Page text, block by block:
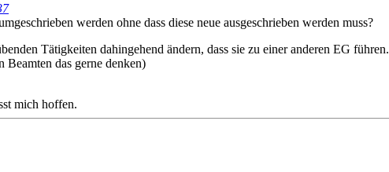
werden ohne dass diese neue ausgeschrieben werden muss?
Tätigkeiten dahingehend ändern, dass sie zu einer anderen EG führen.
das gerne denken)
mich hoffen.